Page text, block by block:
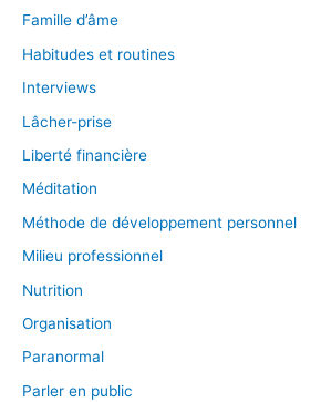
Famille d’âme
Habitudes et routines
Interviews
Lâcher-prise
Liberté financière
Méditation
Méthode de développement personnel
Milieu professionnel
Nutrition
Organisation
Paranormal
Parler en public